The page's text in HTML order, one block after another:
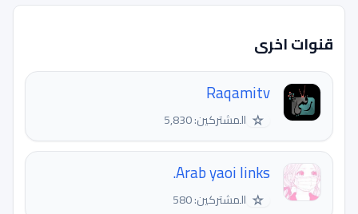
قنوات اخرى
Raqamitv
☆ المشتركين: 5,830
Arab yaoi links.
☆ المشتركين: 580